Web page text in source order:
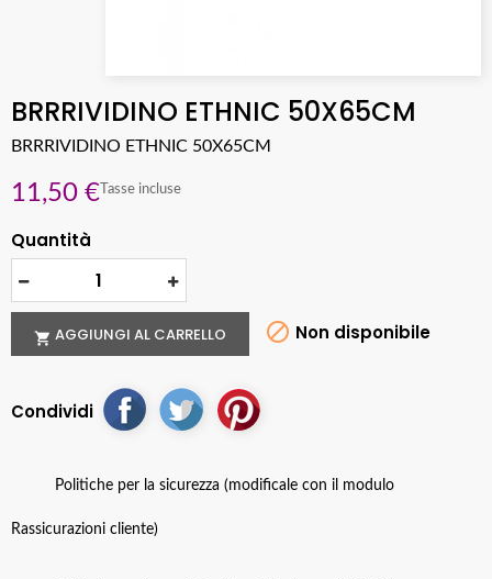
BRRRIVIDINO ETHNIC 50X65CM
BRRRIVIDINO ETHNIC 50X65CM
11,50 € Tasse incluse
Quantità
 AGGIUNGI AL CARRELLO  Non disponibile
Condividi
Politiche per la sicurezza (modificale con il modulo
Rassicurazioni cliente)